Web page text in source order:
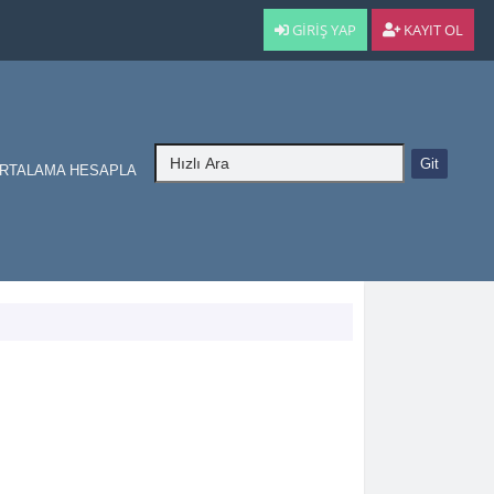
GIRIŞ YAP KAYIT OL
HESAPLA